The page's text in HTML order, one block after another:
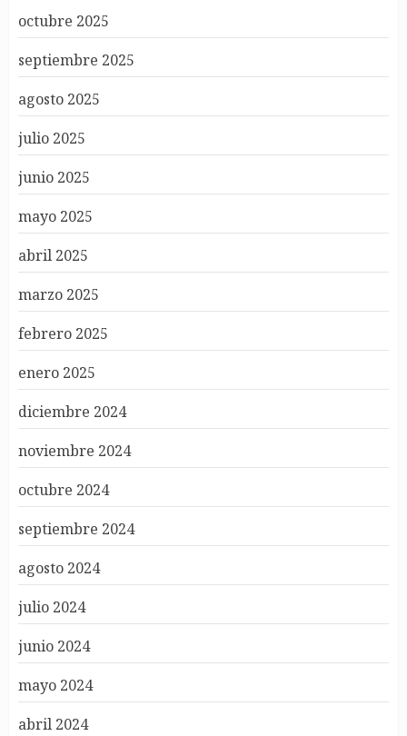
octubre 2025
septiembre 2025
agosto 2025
julio 2025
junio 2025
mayo 2025
abril 2025
marzo 2025
febrero 2025
enero 2025
diciembre 2024
noviembre 2024
octubre 2024
septiembre 2024
agosto 2024
julio 2024
junio 2024
mayo 2024
abril 2024